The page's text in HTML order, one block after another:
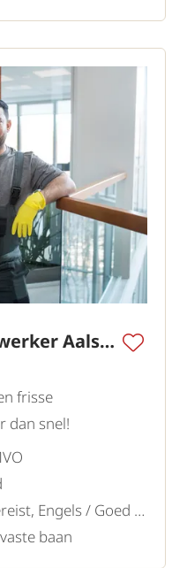
Schoonmaakmedewerker Aalsmeer III
frisse
dan snel!
Nederlands / Niet vereist, Engels / Goed / Voldoende
baan